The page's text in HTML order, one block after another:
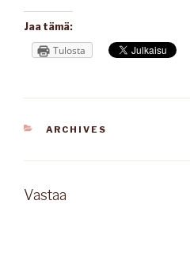
Jaa tämä:
Tulosta
KATEGORIAT
ARCHIVES
Vastaa